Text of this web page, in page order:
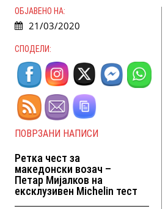
ОБЈАВЕНО НА:
21/03/2020
СПОДЕЛИ:
ПОВРЗАНИ НАПИСИ
Ретка чест за
македонски возач –
Петар Мијалков на
ексклузивен Michelin тест